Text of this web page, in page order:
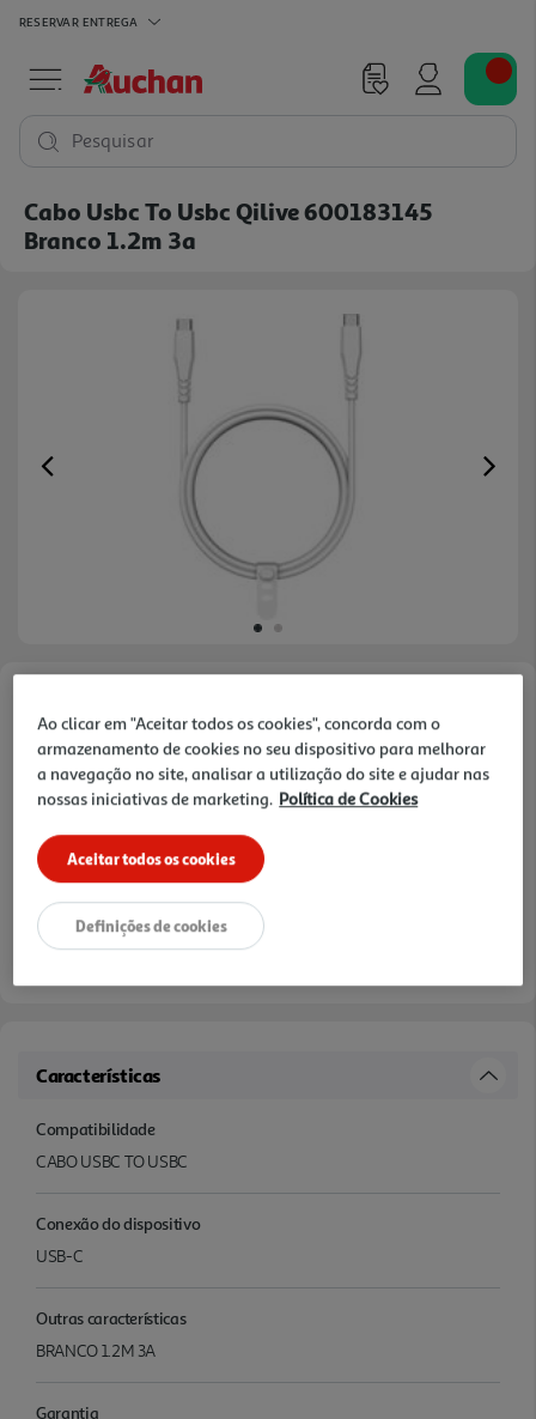
RESERVAR ENTREGA
Pesquisar
Cabo Usbc To Usbc Qilive 600183145
Branco 1.2m 3a
Previous
Ref. / EAN:3665257679927
4,99 €
Características
Compatibilidade
CABO USBC TO USBC
Conexão do dispositivo
USB-C
Outras características
BRANCO 1.2M 3A
Garantia
Ao clicar em "Aceitar todos os cookies", concorda com o
armazenamento de cookies no seu dispositivo para melhorar
a navegação no site, analisar a utilização do site e ajudar nas
nossas iniciativas de marketing. Política de Cookies
Aceitar todos os cookies
Definições de cookies